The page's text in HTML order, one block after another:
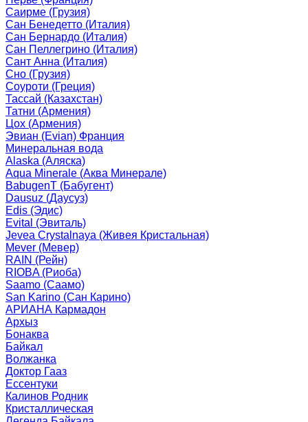
Саирме (Грузия)
Сан Бенедетто (Италия)
Сан Бернардо (Италия)
Сан Пеллегрино (Италия)
Сант Анна (Италия)
Сно (Грузия)
Соуроти (Греция)
Тассай (Казахстан)
Татни (Армения)
Цох (Армения)
Эвиан (Evian) Франция
Минеральная вода
Alaska (Аляска)
Aqua Minerale (Аква Минерале)
BabugenT (Бабугент)
Dausuz (Даусуз)
Edis (Эдис)
Evital (Эвиталь)
Jevea Crystalnaya (Живея Кристальная)
Mever (Мевер)
RAIN (Рейн)
RIOBA (Риоба)
Saamo (Саамо)
San Karino (Сан Карино)
АРИАНА Кармадон
Архыз
Бонаква
Байкал
Волжанка
Доктор Гааз
Ессентуки
Калинов Родник
Кристаллическая